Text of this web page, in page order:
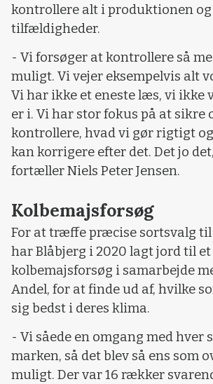
kontrollere alt i produktionen
tilfældigheder.
- Vi forsøger at kontrollere så
muligt. Vi vejer eksempelvis alt
Vi har ikke et eneste læs, vi ikke
er i. Vi har stor fokus på at sikre
kontrollere, hvad vi gør rigtigt
kan korrigere efter det. Det jo
fortæller Niels Peter Jensen.
Kolbemajsforsøg
For at træffe præcise sortsvalg
har Blåbjerg i 2020 lagt jord til et
kolbemajsforsøg i samarbejde
Andel, for at finde ud af, hvilke
sig bedst i deres klima.
- Vi såede en omgang med hver
marken, så det blev så ens som
muligt. Der var 16 rækker